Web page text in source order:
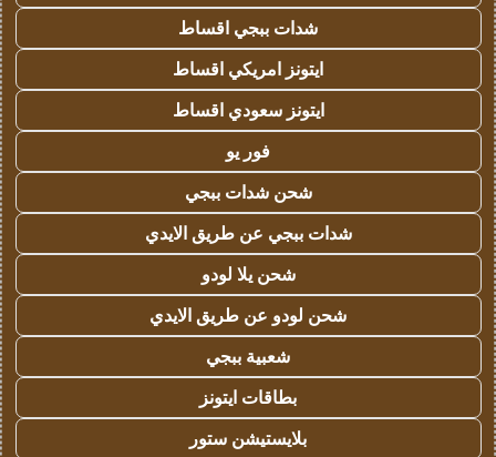
شدات ببجي اقساط
ايتونز امريكي اقساط
ايتونز سعودي اقساط
فور يو
شحن شدات ببجي
شدات ببجي عن طريق الايدي
شحن يلا لودو
شحن لودو عن طريق الايدي
شعبية ببجي
بطاقات ايتونز
بلايستيشن ستور